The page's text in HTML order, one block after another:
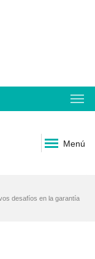
Menú
desafíos en la garantía